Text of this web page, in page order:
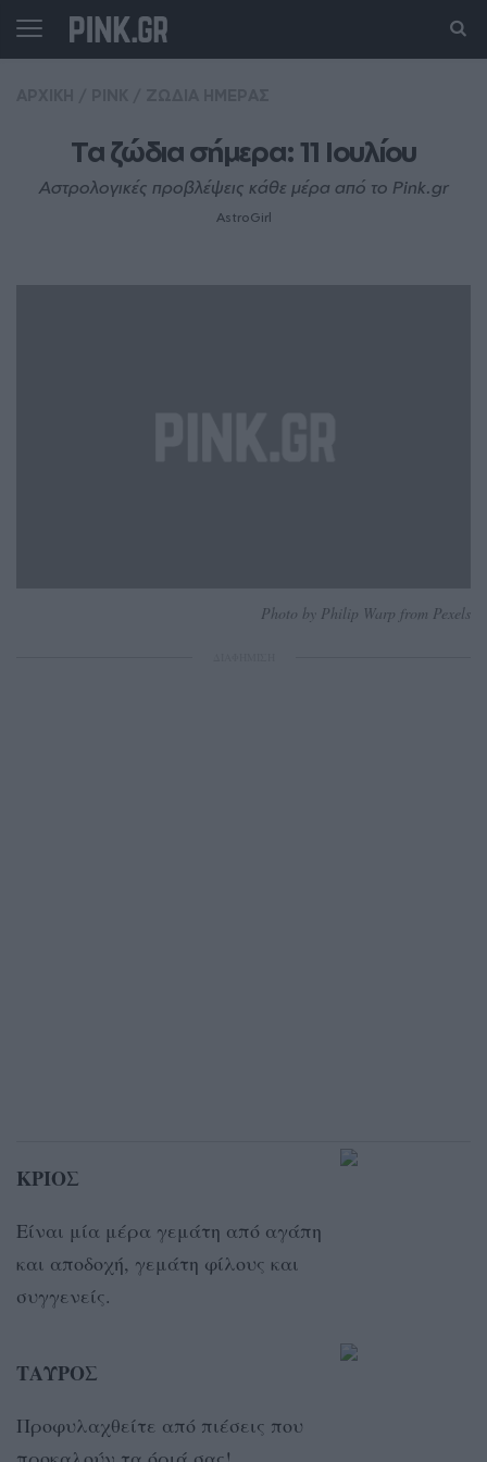
Τα ζώδια σήμερα: 11 Ιουλίου
Αστρολογικές προβλέψεις κάθε μέρα από το Pink.gr
AstroGirl
Photo by Philip Warp from Pexels
ΚΡΙΟΣ
Είναι μία μέρα γεμάτη από αγάπη
και αποδοχή, γεμάτη φίλους και
συγγενείς.
ΤΑΥΡΟΣ
Προφυλαχθείτε από πιέσεις που